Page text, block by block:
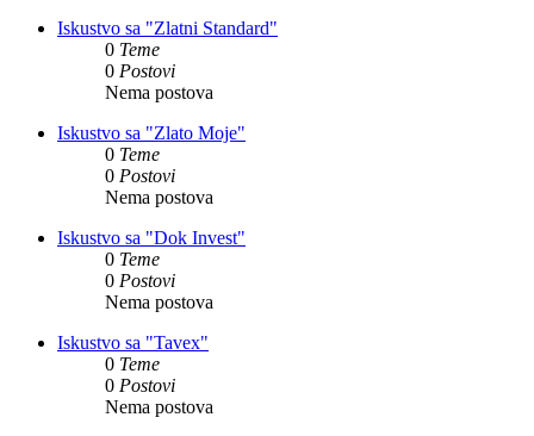
Iskustvo sa "Zlatni Standard"
0 Teme
0 Postovi
Nema postova
Iskustvo sa "Zlato Moje"
0 Teme
0 Postovi
Nema postova
Iskustvo sa "Dok Invest"
0 Teme
0 Postovi
Nema postova
Iskustvo sa "Tavex"
0 Teme
0 Postovi
Nema postova